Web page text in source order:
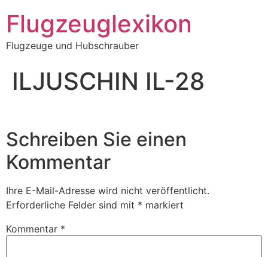
Inhalt
springen
Flugzeuglexikon
Flugzeuge und Hubschrauber
ILJUSCHIN IL-28
Schreiben Sie einen
Kommentar
Ihre E-Mail-Adresse wird nicht veröffentlicht.
Erforderliche Felder sind mit * markiert
Kommentar *